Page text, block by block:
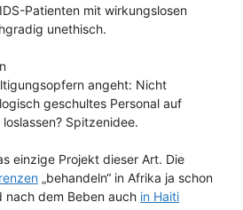
Patienten mit wirkungslosen
unethisch.
angeht: Nicht
geschultes Personal auf
Spitzenidee.
einzige Projekt dieser Art. Die
„behandeln“ in Afrika ja schon
nach dem Beben auch in Haiti